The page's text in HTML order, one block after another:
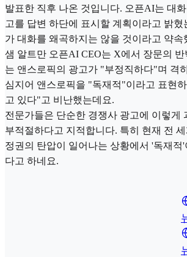
발표한 직후 나온 것입니다. 오픈AI는 대
고를 답변 하단에 표시할 계획이라고 밝혔
가 대화를 왜곡하지는 않을 것이라고 약속
샘 알트만 오픈AI CEO는 X에서 장문의 반
는 앤스로픽의 광고가 "부정직하다"며 격
심지어 앤스로픽을 "독재적"이라고 표현
고 있다"고 비난했는데요.
전문가들은 단순한 경쟁사 광고에 이렇게
부적절하다고 지적합니다. 특히 현재 전
정권의 탄압이 일어나는 상황에서 '독재적'
다고 하네요.